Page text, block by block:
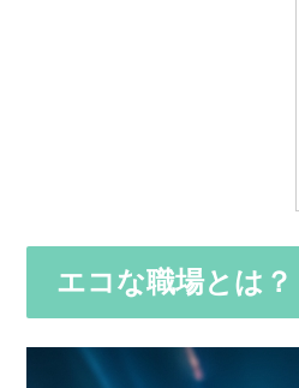
エコな職場とは？